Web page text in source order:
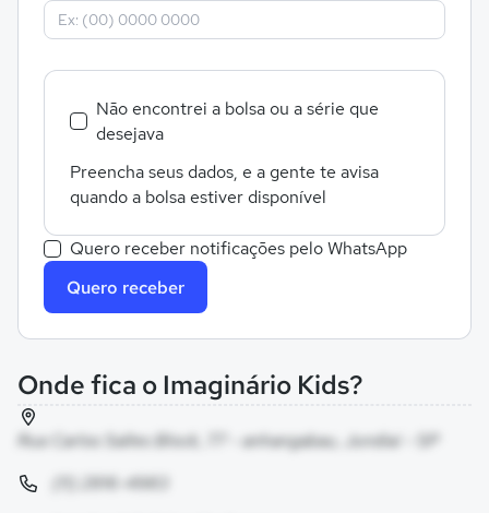
Não encontrei a bolsa ou a série que
desejava
Preencha seus dados, e a gente te avisa
quando a bolsa estiver disponível
Quero receber notificações pelo WhatsApp
Quero receber
Onde fica o Imaginário Kids?
Rua Carlos Salles Block, 77 - anhangabau, Jundiaí - SP
(11) 2816-4983